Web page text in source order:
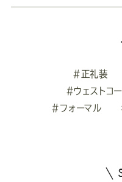
#正礼装
#ウェストコー
#フォーマル
\